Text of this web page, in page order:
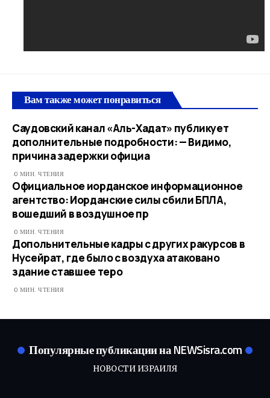
Вам также может понравиться
Саудовский канал «Аль-Хадат» публикует
дополнительные подробности: — Видимо,
причина задержки официа
0 МИН. ЧТЕНИЯ
Официальное иорданское информационное
агентство: Иорданские силы сбили БПЛА,
вошедший в воздушное пр
0 МИН. ЧТЕНИЯ
Допольнительные кадры с других ракурсов в
Нусейрат, где было с воздуха атаковано
здание ставшее теро
0 МИН. ЧТЕНИЯ
Популярные публикации на NEWSisra.com
НОВОСТИ ИЗРАИЛЯ